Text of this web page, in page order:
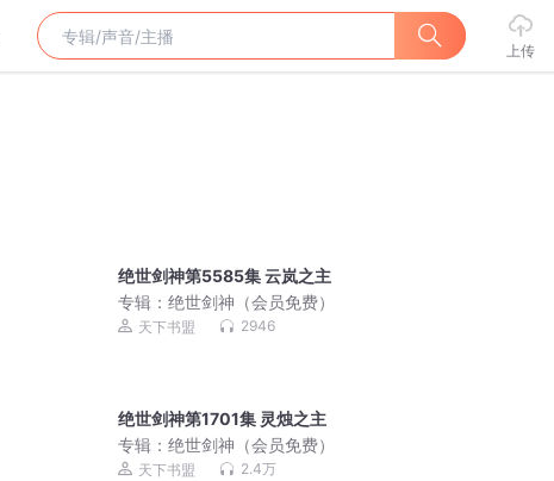
上传
绝世剑神第5585集 云岚之主
专辑：绝世剑神（会员免费）
天下书盟 2946
绝世剑神第1701集 灵烛之主
专辑：绝世剑神（会员免费）
天下书盟 2.4万